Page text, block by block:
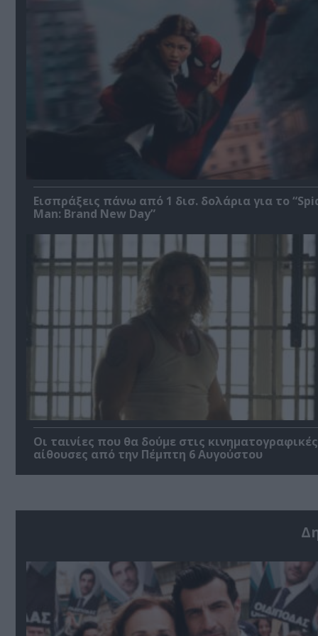
Εισπράξεις πάνω από 1 δισ. δολάρια για το
Man: Brand New Day”
Οι ταινίες που θα δούμε στις κινηματογραφικές
αίθουσες από την Πέμπτη 6 Αυγούστου